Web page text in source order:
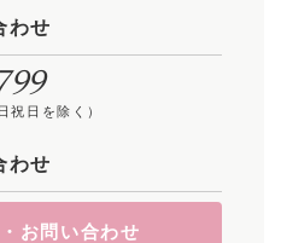
わせ
日を除く）
わせ
お問い合わせ